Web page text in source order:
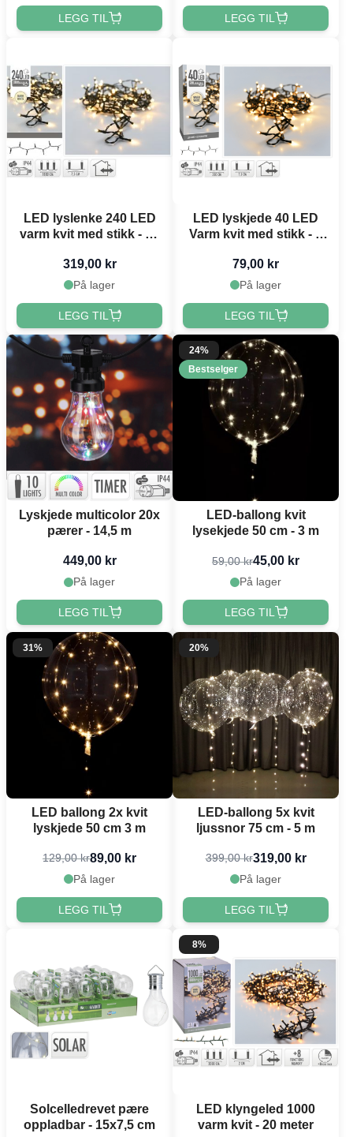
LEGG TIL LEGG TIL
LED lyslenke 240 LED
varm kvit med stikk - 18
319,00 kr
På lager
LEGG TIL
LED lyskjede 40 LED
Varm kvit med stikk - 3
79,00 kr
På lager
LEGG TIL
Lyskjede multicolor 20x
pærer - 14,5 m
449,00 kr
På lager
LEGG TIL
24%
Bestselger
LED-ballong kvit
lysekjede 50 cm - 3 m
59,00 kr45,00 kr
På lager
LEGG TIL
31%
LED ballong 2x kvit
lyskjede 50 cm 3 m
129,00 kr89,00 kr
På lager
LEGG TIL
20%
LED-ballong 5x kvit
ljussnor 75 cm - 5 m
399,00 kr319,00 kr
På lager
LEGG TIL
Solcelledrevet pære
oppladbar - 15x7,5 cm
8%
LED klyngeled 1000
varm kvit - 20 meter